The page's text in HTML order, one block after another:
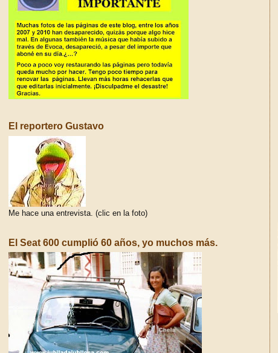
El reportero Gustavo
Me hace una entrevista. (clic en la foto)
El Seat 600 cumplió 60 años, yo muchos más.